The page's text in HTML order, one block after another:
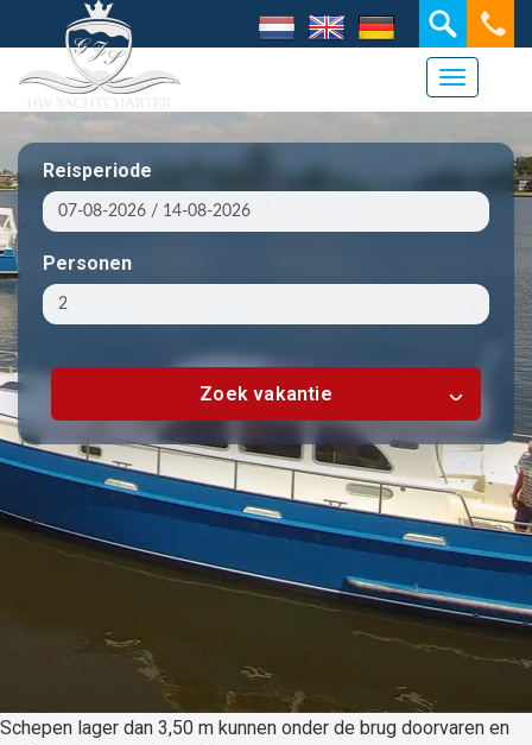
Reisperiode
Personen
Zoek vakantie
Schepen lager dan 3,50 m kunnen onder de brug doorvaren en